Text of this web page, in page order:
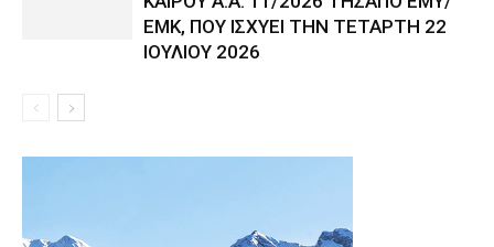
ΕΜΚ, ΠΟΥ ΙΣΧΥΕΙ ΤΗΝ ΤΕΤΑΡΤΗ 22
ΙΟΥΛΙΟΥ 2026